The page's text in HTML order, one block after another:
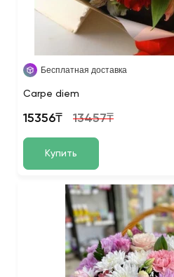
Бесплатная доставка
Carpe diem
15356₸ 13457₸
Купить